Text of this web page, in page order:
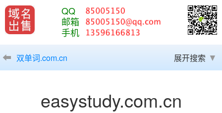
QQ
邮箱
手机
双单词.com.cn 展开搜索
easystudy.com.cn